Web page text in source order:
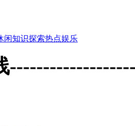
闲知识探索热点娱乐